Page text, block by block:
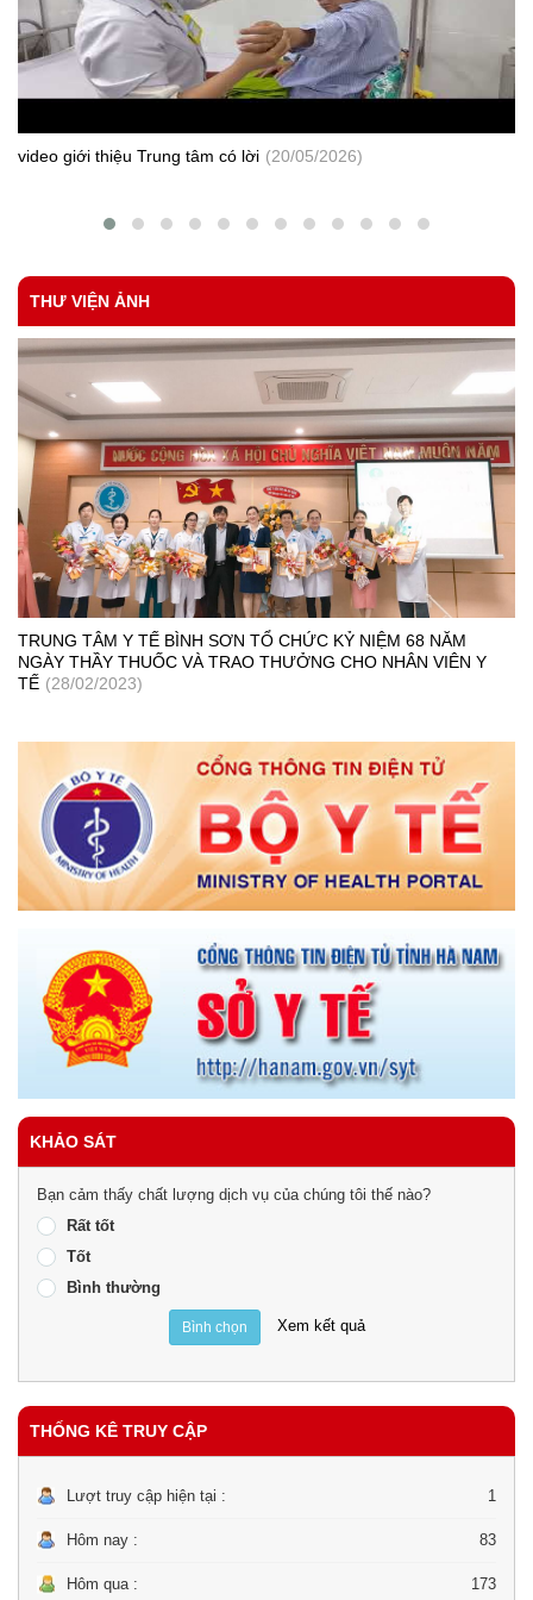
183/TTYTBS-KD
Tăng cường thực hiện tốt các quy định về quản lý sử dụng thuốc
gây nghiện, thuốc hướng tâm thần và tiền chất dùng làm thuốc
theo quy định tại Thông tư số 20/2017/TT-BYT ngày 10/05/2017
của Bộ Y tế
Số 338/SYT-NVY
CV 76-KSBT
video giới thiệu Trung tâm có lời (20/05/2026)
THƯ VIỆN ẢNH
TRUNG TÂM Y TẾ BÌNH SƠN TỔ CHỨC KỶ NIỆM 68 NĂM
NGÀY THẦY THUỐC VÀ TRAO THƯỞNG CHO NHÂN VIÊN Y
TẾ (28/02/2023)
KHẢO SÁT
Bạn cảm thấy chất lượng dịch vụ của chúng tôi thế nào?
Rất tốt
Tốt
Bình thường
Bình chọn Xem kết quả
THỐNG KÊ TRUY CẬP
Lượt truy cập hiện tại : 1
Hôm nay : 83
Hôm qua : 173